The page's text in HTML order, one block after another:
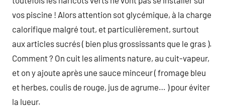
vos piscine ! Alors attention sot glycémique, à la charge
calorifique malgré tout, et particulièrement, surtout
aux articles sucrés ( bien plus grossissants que le gras ).
Comment ? On cuit les aliments nature, au cuit-vapeur,
et on y ajoute après une sauce minceur ( fromage bleu
et herbes, coulis de rouge, jus de agrume… ) pour éviter
la lueur.